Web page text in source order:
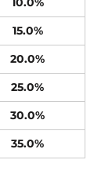
15.0%
20.0%
25.0%
30.0%
35.0%